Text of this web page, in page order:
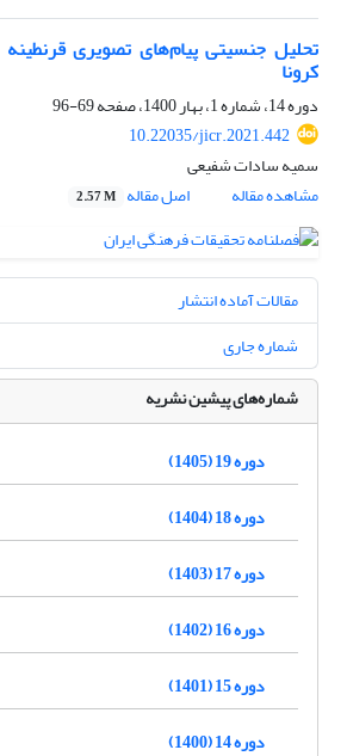
تحلیل جنسیتی پیام‌های تصویری قرنطینه
کرونا
دوره 14، شماره 1، بهار 1400، صفحه
69-96
10.22035/jicr.2021.442
سمیه سادات شفیعی
مشاهده مقاله
اصل مقاله 2.57 M
مقالات آماده انتشار
شماره جاری
شماره‌های پیشین نشریه
دوره 19 (1405)
دوره 18 (1404)
دوره 17 (1403)
دوره 16 (1402)
دوره 15 (1401)
دوره 14 (1400)